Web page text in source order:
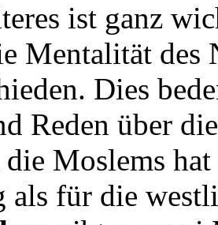
ist ganz
Mentalität des
Dies
Reden über
Moslems
als für die